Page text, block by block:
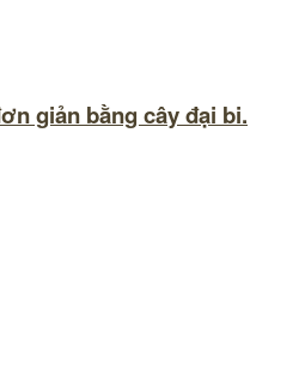
giản bằng cây đại bi.